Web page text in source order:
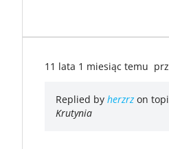
11 lata 1 miesiąc temu
Replied by herzrz on
Krutynia